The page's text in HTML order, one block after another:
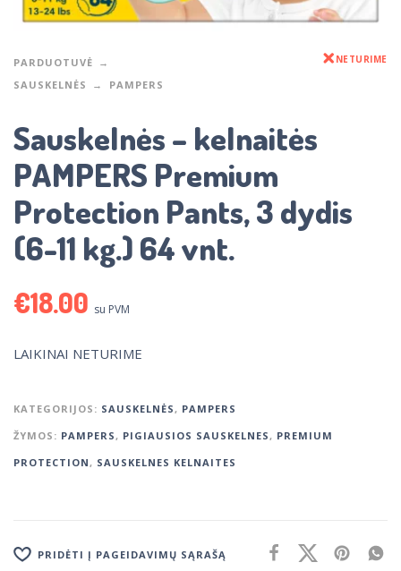
PARDUOTUVĖ
SAUSKELNĖS
PAMPERS
NETURIME
Sauskelnės – kelnaitės
PAMPERS Premium
Protection Pants, 3 dydis
(6-11 kg.) 64 vnt.
€18.00 su PVM
LAIKINAI NETURIME
KATEGORIJOS: SAUSKELNĖS, PAMPERS
ŽYMOS: PAMPERS, PIGIAUSIOS SAUSKELNES, PREMIUM
PROTECTION, SAUSKELNES KELNAITES
PRIDĖTI Į PAGEIDAVIMŲ SĄRAŠĄ